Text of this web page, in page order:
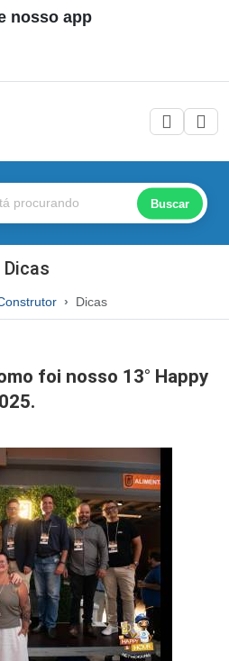
nosso app
Buscar
Dicas
Dicas
foi nosso 13° Happy